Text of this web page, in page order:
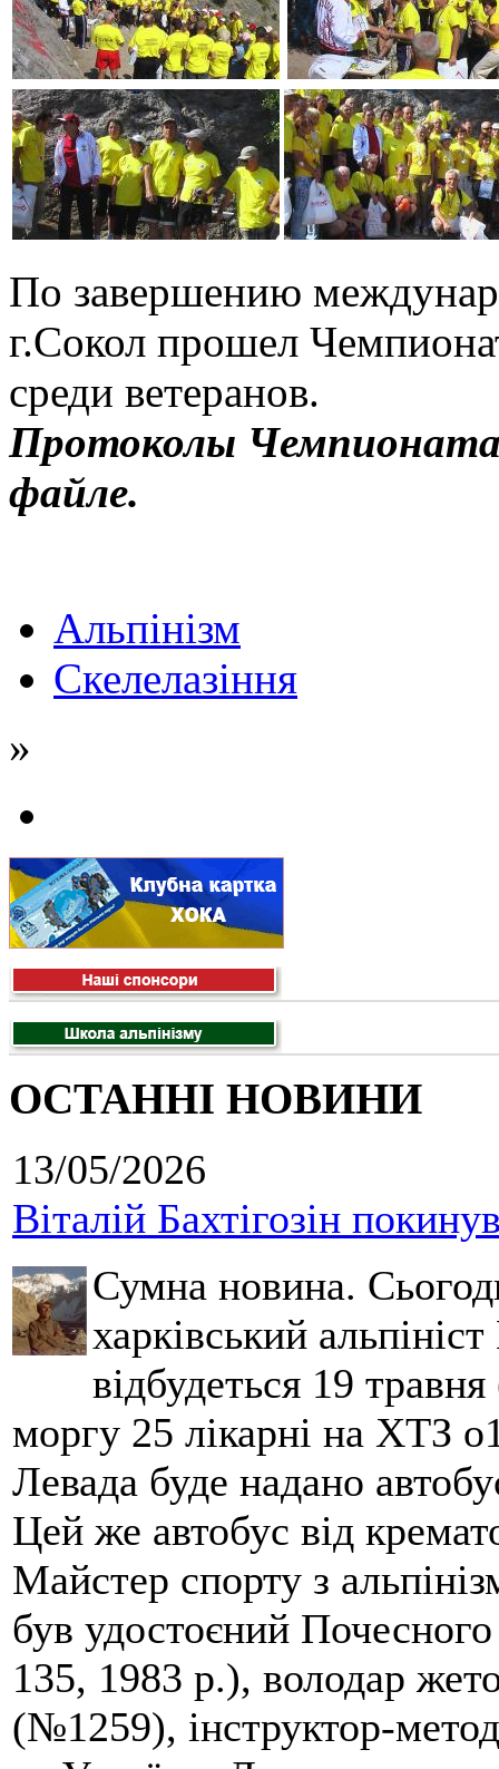
По завершению
г.Сокол прошел
среди ветеранов.
Протоколы
файле.
Альпінізм
Скелелазіння
»
ОСТАННІ НОВИНИ
13/05/2026
Віталій Бахтігозін
Сумна новина.
харківський
відбудеться 19
моргу 25 лікарні на ХТЗ
Левада буде надано
Цей же автобус від
Майстер спорту з
був удостоєний
135, 1983 р.), володар
(№1259), інструктор-